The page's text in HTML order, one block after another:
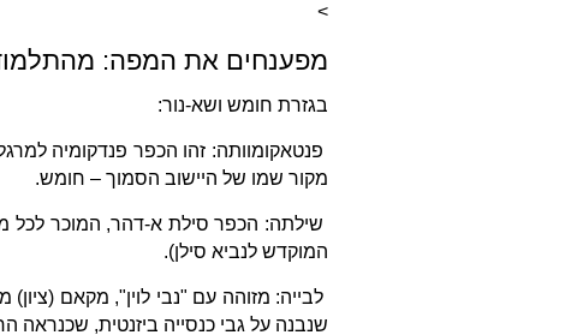
>
מפענחים את המפה:
בגזרת חומש ושא-נור:
פנטאקומוותה: זהו הכפר פנדקומיה
מקור שמו של היישוב הסמוך – חומש.
שילתה: הכפר סילת א-דהר, המוכר לכל
המוקדש לנביא סילן).
לבייה: מזוהה עם "נבי לוין", מקאם
שנבנה על גבי כנסייה ביזנטית, שכנראה